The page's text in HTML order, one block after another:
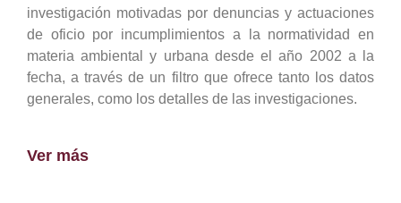
investigación motivadas por denuncias y actuaciones
de oficio por incumplimientos a la normatividad en
materia ambiental y urbana desde el año 2002 a la
fecha, a través de un filtro que ofrece tanto los datos
generales, como los detalles de las investigaciones.
Ver más